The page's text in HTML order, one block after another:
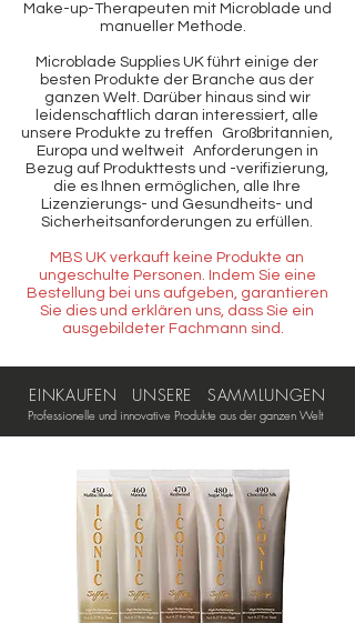
Make-up-Therapeuten mit Microblade und
manueller Methode.
Microblade Supplies UK führt einige der
besten Produkte der Branche aus der
ganzen Welt. Darüber hinaus sind wir
leidenschaftlich daran interessiert, alle
unsere Produkte zu treffen
Großbritannien,
Europa und weltweit
Anforderungen in
Bezug auf Produkttests und -verifizierung,
die es Ihnen ermöglichen, alle Ihre
Lizenzierungs- und Gesundheits- und
Sicherheitsanforderungen zu erfüllen.
MBS UK verkauft keine Produkte an
ungeschulte Personen. Indem Sie eine
Bestellung bei uns aufgeben, garantieren
Sie dies und erklären uns, dass Sie ein
ausgebildeter Fachmann sind.
EINKAUFEN UNSERE SAMMLUNGEN
Professionelle und innovative Produkte aus der ganzen Welt